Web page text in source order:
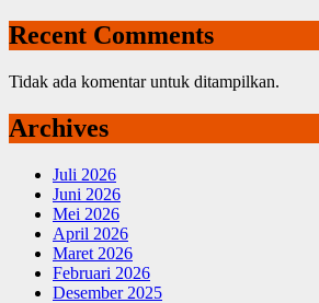
Recent Comments
Tidak ada komentar untuk ditampilkan.
Archives
Juli 2026
Juni 2026
Mei 2026
April 2026
Maret 2026
Februari 2026
Desember 2025